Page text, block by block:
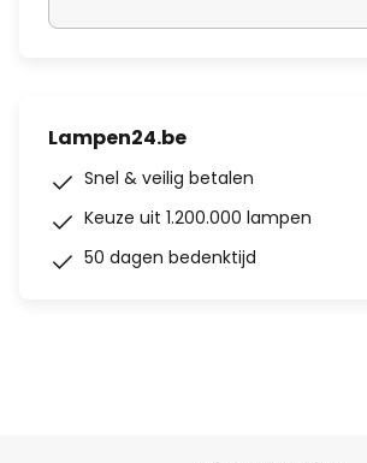
Lampen24.be
Snel & veilig betalen
Keuze uit 1.200.000 lampen
50 dagen bedenktijd